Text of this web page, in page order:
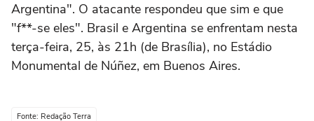
Argentina". O atacante respondeu que sim e que
"f**-se eles". Brasil e Argentina se enfrentam nesta
terça-feira, 25, às 21h (de Brasília), no Estádio
Monumental de Núñez, em Buenos Aires.
Fonte: Redação Terra